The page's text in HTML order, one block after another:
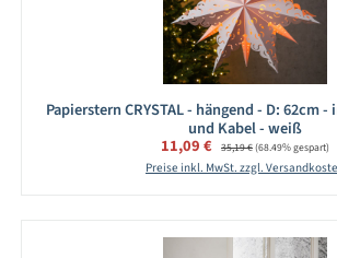
Papierstern CRYSTAL - hängend - D: 62cm -
und Kabel - weiß
Verkaufspreis:
11,09 € Regulärer Preis:
35,19 €(68.49% gespart)
Preise inkl. MwSt. zzgl.